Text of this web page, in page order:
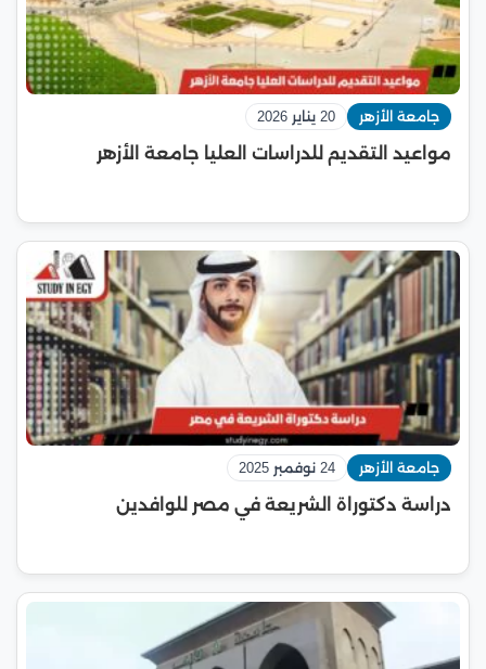
جامعة الأزهر 20 يناير 2026
مواعيد التقديم للدراسات العليا جامعة الأزهر
جامعة الأزهر 24 نوفمبر 2025
دراسة دكتوراة الشريعة في مصر للوافدين